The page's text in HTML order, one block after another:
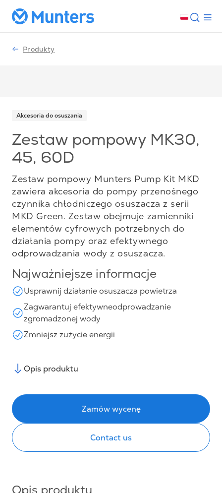
Produkty
Akcesoria do osuszania
Zestaw pompowy MK30,
45, 60D
Zestaw pompowy Munters Pump Kit MKD
zawiera akcesoria do pompy przenośnego
czynnika chłodniczego osuszacza z serii
MKD Green. Zestaw obejmuje zamienniki
elementów cyfrowych potrzebnych do
działania pompy oraz efektywnego
odprowadzania wody z osuszacza.
Najważniejsze informacje
Usprawnij działanie osuszacza powietrza
Zagwarantuj efektywneodprowadzanie
zgromadzonej wody
Zmniejsz zużycie energii
Opis produktu
Zamów wycenę
Contact us